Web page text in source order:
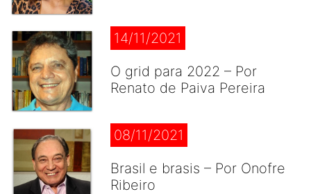
14/11/2021
O grid para 2022 – Por
Renato de Paiva Pereira
08/11/2021
Brasil e brasis – Por Onofre
Ribeiro